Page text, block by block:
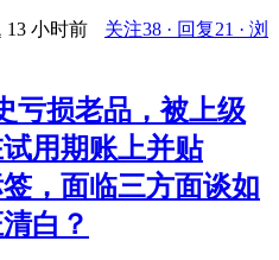
13 小时前
关注38 · 回复21 · 浏
亏损老品，被上级
用期账上并贴
，面临三方面谈如
白？